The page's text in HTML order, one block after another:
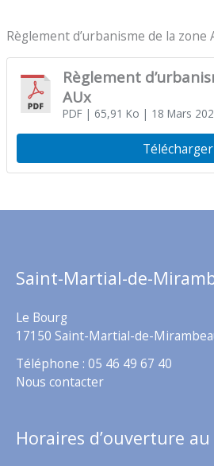
Règlement d’urbanisme de la zone
Règlement
AUx
PDF| 65,91 Ko | 18 Mars
Télécharger
Saint-Martial-de-
Le Bourg
17150 Saint-Martial-de-
Téléphone : 05 46 49 67 40
Nous contacter
Horaires d’ouverture